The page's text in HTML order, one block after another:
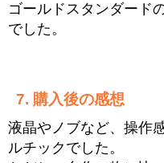
ゴールドスタンダード
でした。
7. 購入後の感想
液晶やノブなど、操作
ルチックでした。